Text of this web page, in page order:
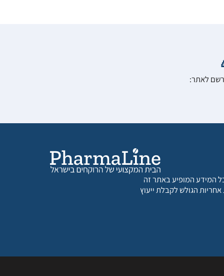
לאתר:
המידע המופיע באתר זה
הגולש לקבלת ייעוץ